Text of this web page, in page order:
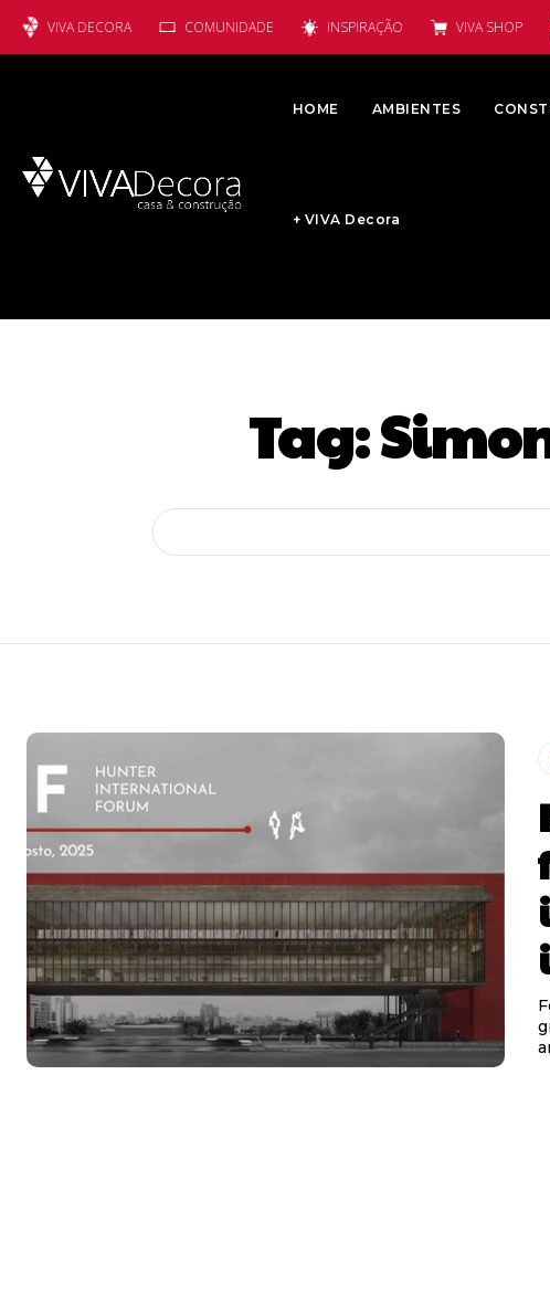
VIVA DECORA COMUNIDADE INSPIRAÇÃO VIVA SHOP
HOME AMBIENTES
+ VIVA Decora
Tag: